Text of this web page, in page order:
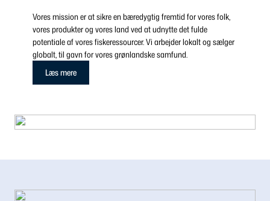
Vores mission er at sikre en bæredygtig fremtid for vores folk,
vores produkter og vores land ved at udnytte det fulde
potentiale af vores fiskeressourcer. Vi arbejder lokalt og sælger
globalt, til gavn for vores grønlandske samfund.
Læs mere